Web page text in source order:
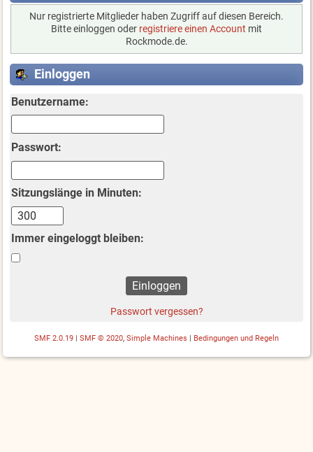
Nur registrierte Mitglieder haben Zugriff auf diesen Bereich.
Bitte einloggen oder registriere einen Account mit
Rockmode.de.
Einloggen
Benutzername:
Passwort:
Sitzungslänge in Minuten:
Immer eingeloggt bleiben:
Passwort vergessen?
SMF 2.0.19 SMF © 2020, Simple Machines Bedingungen und Regeln